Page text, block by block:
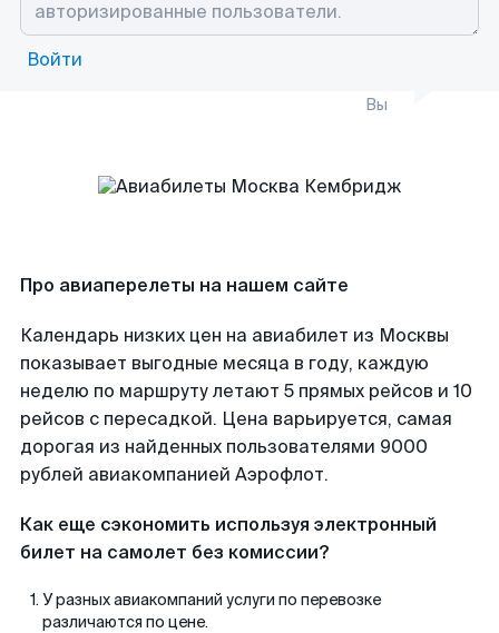
Войти
Вы
Про авиаперелеты на нашем сайте
Календарь низких цен на авиабилет из Москвы
показывает выгодные месяца в году, каждую
неделю по маршруту летают 5 прямых рейсов и 10
рейсов с пересадкой. Цена варьируется, самая
дорогая из найденных пользователями 9000
рублей авиакомпанией Аэрофлот.
Как еще сэкономить используя электронный
билет на самолет без комиссии?
У разных авиакомпаний услуги по перевозке
различаются по цене.